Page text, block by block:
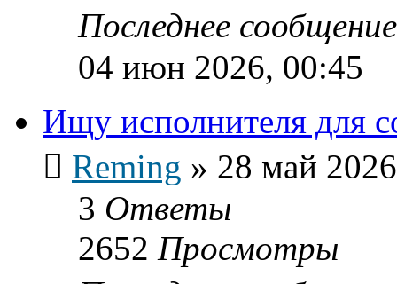
Последнее
04 июн 2026, 00:45
Ищу исполнителя для
Reming » 28 май
3 Ответы
2652 Просмотры